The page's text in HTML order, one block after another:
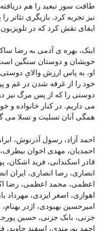
طاقت سوز تبعید را هم
نیز تجربه کرد. بازیگری تئاتر
ایفای نقش کرد که در
اینک، بهره ی آدمی به رضا
خویشان و دوستان سنگین
او، به پاس ارزش والایِ
خود را از غرقه شدن در غم و
دوستی را که از پس مرگ نیز
می داریم. در کنار خانواده و
همگی آنان تسلیت و تسلا می
احمد آزاد، رسول آذرنوش،
احمدیان، مهدی اخوان بیطرف،
قادر اسکندانی، فرید اشکان،
انصاری، رصا انصاری، ایران
اعظمی، محمد اعظمی، رضا
اهوازی، اصغر ایزدی، مهرداد
امیرحسین بهبودی، اژدر
جزنی، بابک جزنی، حسین
احمد پورمندی، اسفند